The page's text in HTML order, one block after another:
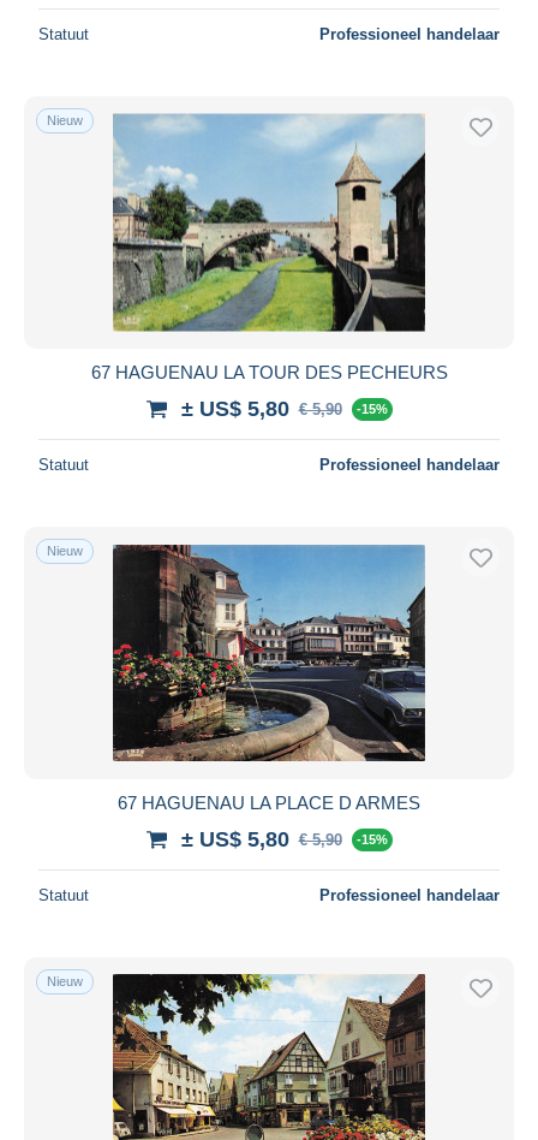
Statuut Professioneel handelaar
Nieuw
67 HAGUENAU LA TOUR DES PECHEURS
± US$ 5,80 € 5,90 -15%
Statuut Professioneel handelaar
Nieuw
67 HAGUENAU LA PLACE D ARMES
± US$ 5,80 € 5,90 -15%
Statuut Professioneel handelaar
Nieuw